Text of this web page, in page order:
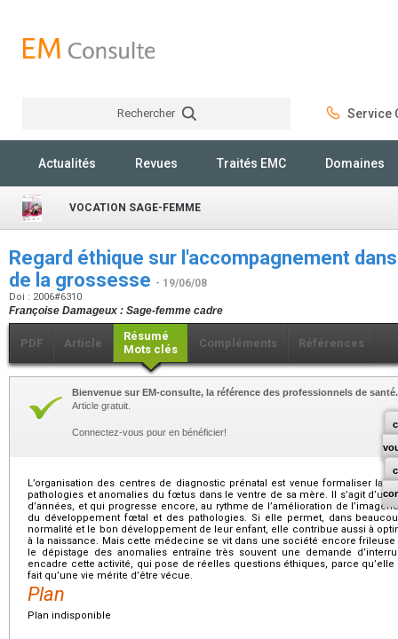
Rechercher Service
Actualités Revues Traités EMC Domaines
VOCATION SAGE-FEMME
Regard éthique sur l'accompagnement
de la grossesse - 19/06/08
Doi : 2006#6310
Françoise Damageux : Sage-femme cadre
PDF Article
Résumé
Mots clés
Compléments Références
Bienvenue sur EM-consulte, la référence des professionnels de santé.
Article gratuit.
Connectez-vous pour en bénéficier!
L’organisation des centres de diagnostic prénatal est venue formaliser la
pathologies et anomalies du fœtus dans le ventre de sa mère. Il s’agit
d’années, et qui progresse encore, au rythme de l’amélioration de
du développement fœtal et des pathologies. Si elle permet, dans
normalité et le bon développement de leur enfant, elle contribue aussi à
à la naissance. Mais cette médecine se vit dans une société encore frileuse
le dépistage des anomalies entraîne très souvent une demande
encadre cette activité, qui pose de réelles questions éthiques, parce
fait qu’une vie mérite d’être vécue.
Plan
Plan indisponible